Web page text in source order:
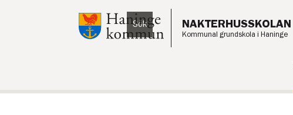
Till innehåll på sidan
NAKTERHUSSKOLAN
Kommunal grundskola i Haninge
Lyssna Sök